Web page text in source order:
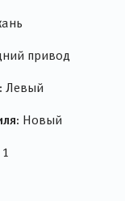
привод
Левый
Новый
1